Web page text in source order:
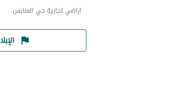
اراضي تجارية حي العنابس